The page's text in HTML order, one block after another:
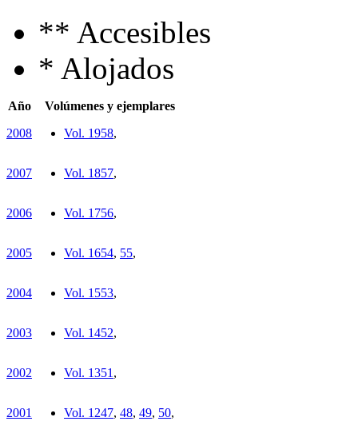
** Accesibles
* Alojados
Año
Volúmenes y ejemplares
2008
Vol. 1958,
2007 Vol. 1857,
2006 Vol. 1756,
2005 Vol. 1654, 55,
2004 Vol. 1553,
2003 Vol. 1452,
2002 Vol. 1351,
2001 Vol. 1247, 48, 49, 50,